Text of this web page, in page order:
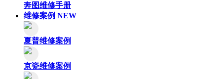
奔图维修手册
维修案例 NEW
夏普维修案例
京瓷维修案例